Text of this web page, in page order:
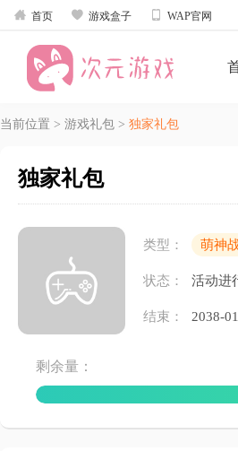
 首页  游戏盒子  WAP官网
当前位置 > 游戏礼包 > 独家礼包
独家礼包
类型： 萌神
状态： 活动进
结束： 2038-
剩余量：